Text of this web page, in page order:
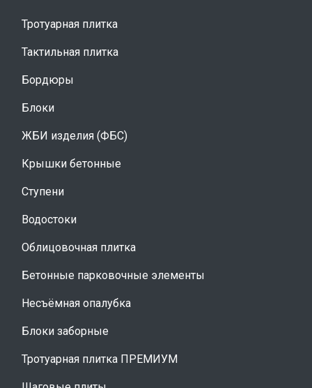
Тротуарная плитка
Тактильная плитка
Бордюры
Блоки
ЖБИ изделия (ФБС)
Крышки бетонные
Ступени
Водостоки
Облицовочная плитка
Бетонные парковочные элементы
Несъёмная опалубка
Блоки заборные
Тротуарная плитка ПРЕМИУМ